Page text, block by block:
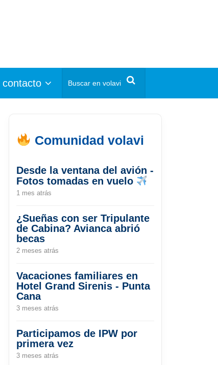
contacto
Comunidad volavi
Desde la ventana del avión -
Fotos tomadas en vuelo
1 mes atrás
¿Sueñas con ser Tripulante
de Cabina? Avianca abrió
becas
2 meses atrás
Vacaciones familiares en
Hotel Grand Sirenis - Punta
Cana
3 meses atrás
Participamos de IPW por
primera vez
3 meses atrás